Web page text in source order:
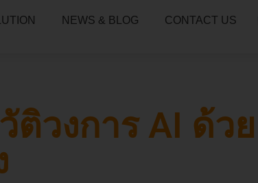
NEWS & BLOG CONTACT US
ติวงการ AI ด้วย